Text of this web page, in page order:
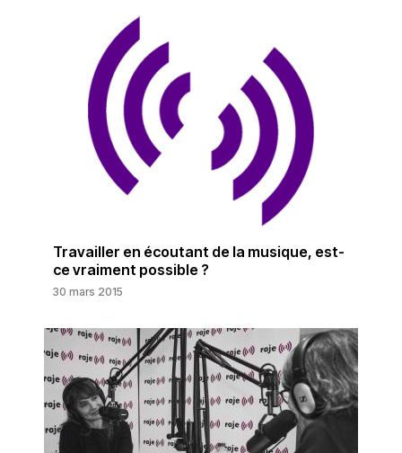
Travailler en écoutant de la musique, est-
ce vraiment possible ?
30 mars 2015